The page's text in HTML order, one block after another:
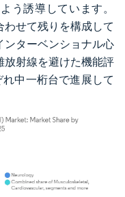
う誘導しています。
せて残りを構成して
ンターベンショナル心
放射線を避けた機能評
中一桁台で進展して